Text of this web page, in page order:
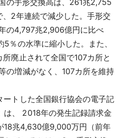
ご質問
の手形交換高は、261兆2,755
2年連続で減少した。手形交
の4,797兆2,906億円に比べ
％の水準に縮小した。また、
廃止されて全国で107カ所と
の増減がなく、107カ所を維持
トした全国銀行協会の電子記
は、 2018年の発生記録請求金
18兆4,630億9,000万円（前年